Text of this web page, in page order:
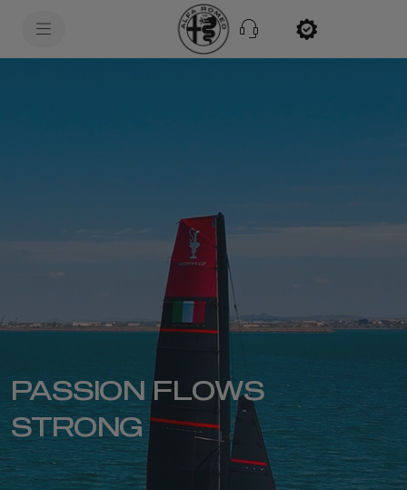
PASSION FLOWS
STRONG